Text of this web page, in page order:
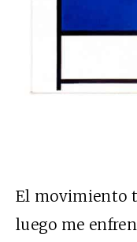
El movimiento
luego me